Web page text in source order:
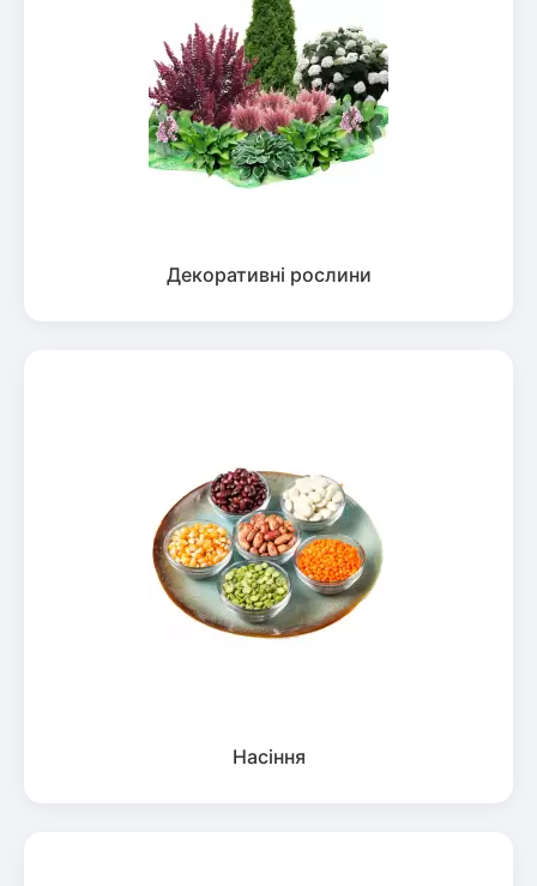
Декоративні рослини
Насіння